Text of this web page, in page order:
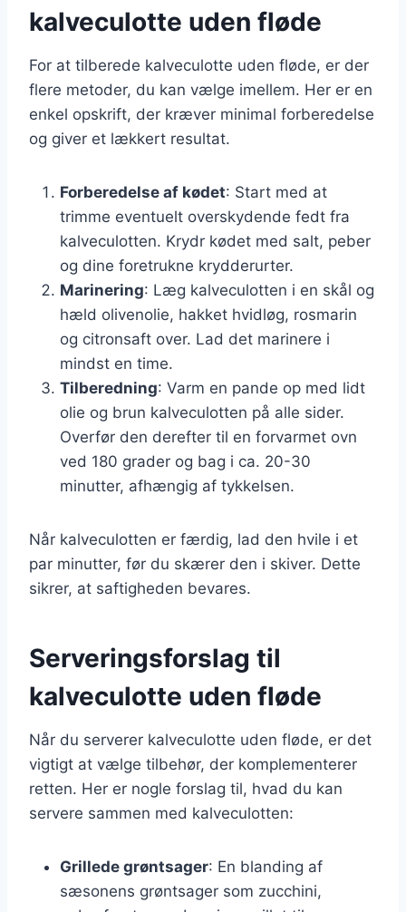
kalveculotte uden fløde
For at tilberede kalveculotte uden fløde, er der
flere metoder, du kan vælge imellem. Her er en
enkel opskrift, der kræver minimal forberedelse
og giver et lækkert resultat.
Forberedelse af kødet: Start med at
trimme eventuelt overskydende fedt fra
kalveculotten. Krydr kødet med salt, peber
og dine foretrukne krydderurter.
Marinering: Læg kalveculotten i en skål og
hæld olivenolie, hakket hvidløg, rosmarin
og citronsaft over. Lad det marinere i
mindst en time.
Tilberedning: Varm en pande op med lidt
olie og brun kalveculotten på alle sider.
Overfør den derefter til en forvarmet ovn
ved 180 grader og bag i ca. 20-30
minutter, afhængig af tykkelsen.
Når kalveculotten er færdig, lad den hvile i et
par minutter, før du skærer den i skiver. Dette
sikrer, at saftigheden bevares.
Serveringsforslag til
kalveculotte uden fløde
Når du serverer kalveculotte uden fløde, er det
vigtigt at vælge tilbehør, der komplementerer
retten. Her er nogle forslag til, hvad du kan
servere sammen med kalveculotten:
Grillede grøntsager: En blanding af
sæsonens grøntsager som zucchini,